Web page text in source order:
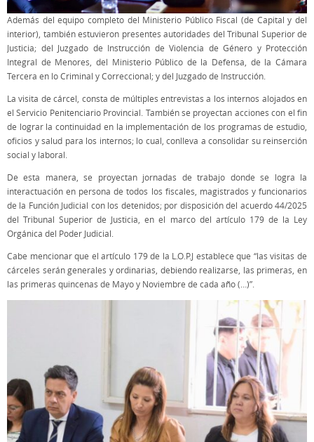
Además del equipo completo del Ministerio Público Fiscal (de Capital y del
interior), también estuvieron presentes autoridades del Tribunal Superior de
Justicia; del Juzgado de Instrucción de Violencia de Género y Protección
Integral de Menores, del Ministerio Público de la Defensa, de la Cámara
Tercera en lo Criminal y Correccional; y del Juzgado de Instrucción.
La visita de cárcel, consta de múltiples entrevistas a los internos alojados en
el Servicio Penitenciario Provincial. También se proyectan acciones con el fin
de lograr la continuidad en la implementación de los programas de estudio,
oficios y salud para los internos; lo cual, conlleva a consolidar su reinserción
social y laboral.
De esta manera, se proyectan jornadas de trabajo donde se logra la
interactuación en persona de todos los fiscales, magistrados y funcionarios
de la Función Judicial con los detenidos; por disposición del acuerdo 44/2025
del Tribunal Superior de Justicia, en el marco del artículo 179 de la Ley
Orgánica del Poder Judicial.
Cabe mencionar que el artículo 179 de la L.O.P.J establece que “las visitas de
cárceles serán generales y ordinarias, debiendo realizarse, las primeras, en
las primeras quincenas de Mayo y Noviembre de cada año (…)”.